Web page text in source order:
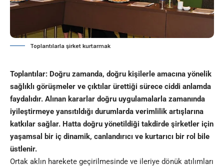
Toplantılarla şirket kurtarmak
Toplantılar: Doğru zamanda, doğru kişilerle amacına yönelik
sağlıklı görüşmeler ve çıktılar ürettiği sürece ciddi anlamda
faydalıdır. Alınan kararlar doğru uygulamalarla zamanında
iyileştirmeye yansıtıldığı durumlarda verimlilik artışlarına
katkılar sağlar. Hatta doğru yönetildiği takdirde şirketler için
yaşamsal bir iç dinamik, canlandırıcı ve kurtarıcı bir rol bile
üstlenir.
Ortak aklın harekete geçirilmesinde ve ileriye dönük atılımları